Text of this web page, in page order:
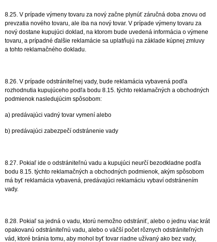
8.25. V prípade výmeny tovaru za nový začne plynúť záručná doba znovu od
prevzatia nového tovaru, ale iba na nový tovar. V prípade výmeny tovaru za
nový dostane kupujúci doklad, na ktorom bude uvedená informácia o výmene
tovaru, a prípadné ďalšie reklamácie sa uplatňujú na základe kúpnej zmluvy
a tohto reklamačného dokladu.
8.26. V prípade odstrániteľnej vady, bude reklamácia vybavená podľa
rozhodnutia kupujúceho podľa bodu 8.15. týchto reklamačných a obchodných
podmienok nasledujúcim spôsobom:
a) predávajúci vadný tovar vymení alebo
b) predávajúci zabezpečí odstránenie vady
8.27. Pokiaľ ide o odstrániteľnú vadu a kupujúci neurčí bezodkladne podľa
bodu 8.15. týchto reklamačných a obchodných podmienok, akým spôsobom
má byť reklamácia vybavená, predávajúci reklamáciu vybaví odstránením
vady.
8.28. Pokiaľ sa jedná o vadu, ktorú nemožno odstrániť, alebo o jednu viac krát
opakovanú odstrániteľnú vadu, alebo o väčší počet rôznych odstrániteľných
vád, ktoré bránia tomu, aby mohol byť tovar riadne užívaný ako bez vady,